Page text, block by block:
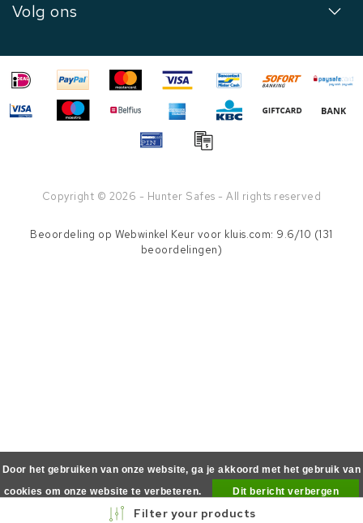
Volg ons
Copyright © 2026 - Hunter Safes - All rights reserved
Filter your products
Beoordeling op Webwinkel Keur voor kluis.com: 9.6/10 (131
beoordelingen)
Door het gebruiken van onze website, ga je akkoord met het gebruik van
cookies om onze website te verbeteren.
Dit bericht verbergen
Meer over cookies »